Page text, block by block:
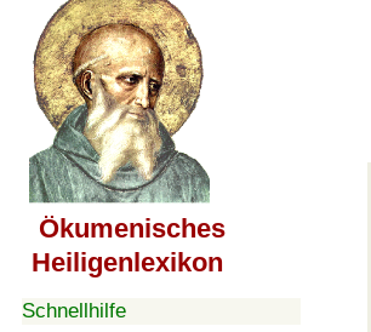
Ökumenisches
Heiligenlexikon
Schnellhilfe